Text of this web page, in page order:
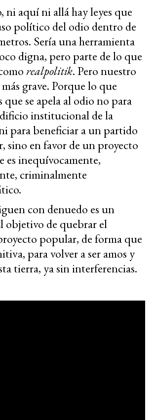
aquí ni allá hay leyes que
político del odio dentro de
Sería una herramienta
digna, pero parte de lo que
realpolitik. Pero nuestro
grave. Porque lo que
que se apela al odio no para
institucional de la
para beneficiar a un partido
sino en favor de un proyecto
es inequívocamente,
criminalmente
con denuedo es un
objetivo de quebrar el
popular, de forma que
para volver a ser amos y
tierra, ya sin interferencias.